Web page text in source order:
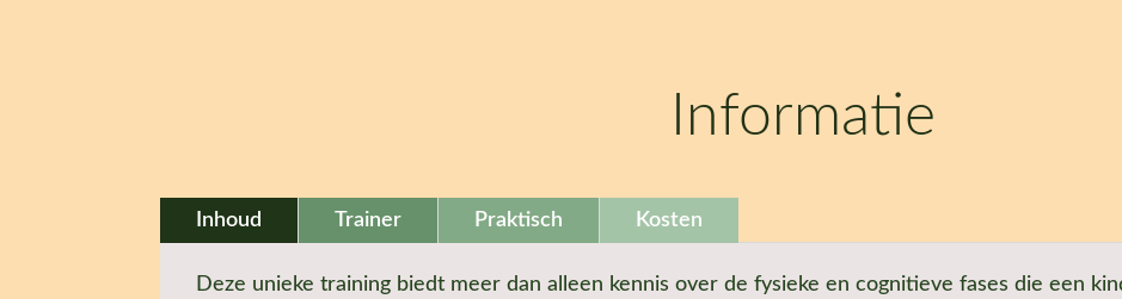
Informatie
Inhoud Trainer Praktisch Kosten
Deze unieke training biedt meer dan alleen kennis over de fysieke en cognitieve fases die een